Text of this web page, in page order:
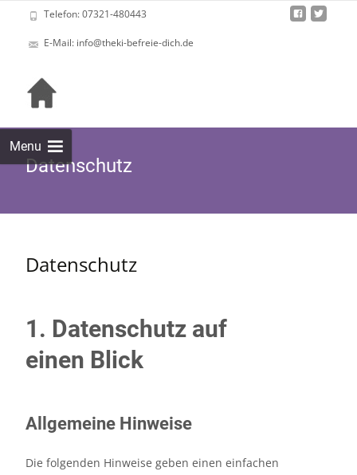
Telefon: 07321-480443
E-Mail: info@theki-befreie-dich.de
Menu
Datenschutz
Datenschutz
1. Datenschutz auf
einen Blick
Allgemeine Hinweise
Die folgenden Hinweise geben einen einfachen